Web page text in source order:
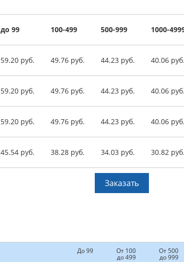
до 99 100-499 500-999 1000-
59.20 руб. 49.76 руб. 44.23 руб. 40.06 руб.
59.20 руб. 49.76 руб. 44.23 руб. 40.06 руб.
59.20 руб. 49.76 руб. 44.23 руб. 40.06 руб.
45.54 руб. 38.28 руб. 34.03 руб. 30.82 руб.
Заказать
До 99 От 100
до 499
От 500
до 999